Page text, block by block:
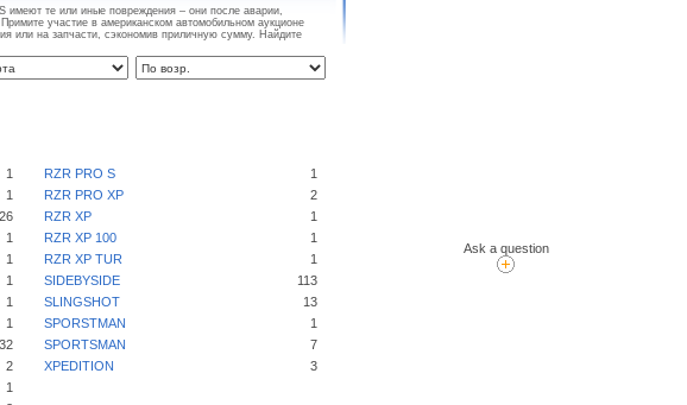
Ask a question
те или иные повреждения – они после аварии,
участие в американском автомобильном аукционе
или на запчасти, сэкономив приличную сумму. Найдите
1 RZR PRO S
1
1 RZR PRO XP
2
26 RZR XP
1
1 RZR XP 100
1
1 RZR XP TUR
1
1 SIDEBYSIDE
113
1 SLINGSHOT
13
1 SPORSTMAN
1
32 SPORTSMAN
7
2 XPEDITION
3
1